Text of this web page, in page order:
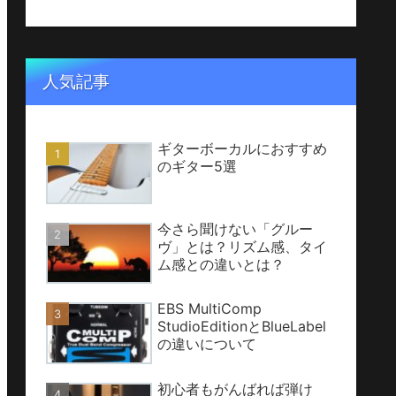
人気記事
ギターボーカルにおすすめ
のギター5選
今さら聞けない「グルー
ヴ」とは？リズム感、タイ
ム感との違いとは？
EBS MultiComp
StudioEditionとBlueLabel
の違いについて
初心者もがんばれば弾け